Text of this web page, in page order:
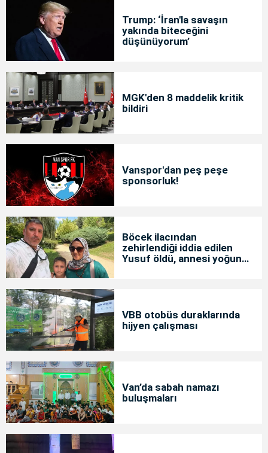
Trump: ‘İran'la savaşın
yakında biteceğini
düşünüyorum’
MGK'den 8 maddelik kritik
bildiri
Vanspor'dan peş peşe
sponsorluk!
Böcek ilacından
zehirlendiği iddia edilen
Yusuf öldü, annesi yoğun
VBB otobüs duraklarında
hijyen çalışması
Van’da sabah namazı
buluşmaları